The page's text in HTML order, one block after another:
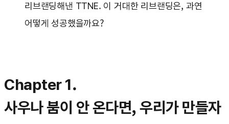
리브랜딩해낸 TTNE. 이 거대한 리브랜딩은, 과연
어떻게 성공했을까요?
Chapter 1.
사우나 붐이 안 온다면, 우리가 만들자